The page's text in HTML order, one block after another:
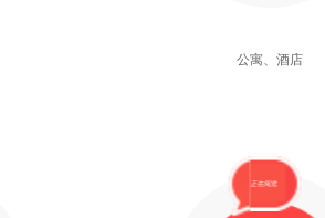
公寓、酒店
正在阅览..